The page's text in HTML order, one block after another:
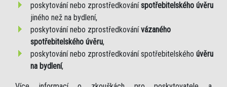
poskytování nebo zprostředkováníspotřebitelského úvěru
jiného než na bydlení,
poskytování nebo zprostředkovánívázaného
spotřebitelského úvěru,
poskytování nebo zprostředkování spotřebitelského úvěru
na bydlení,